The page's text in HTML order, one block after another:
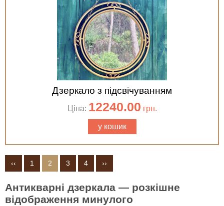
Дзеркало з підсвічуванням
Ціна: 12240.00 грн.
у кошик
‹‹ 1 2 3 4 ››
Антикварні дзеркала — розкішне
відображення минулого